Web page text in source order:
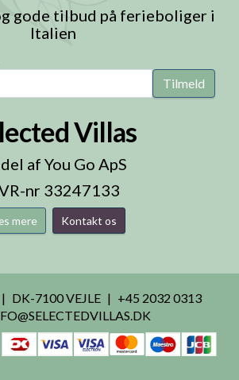
gode tilbud på ferieboliger i
Italien
Tilmeld
Villas
af You Go ApS
nr 33247133
mere Kontakt os
DK-7100 VEJLE
+45 2032 0313